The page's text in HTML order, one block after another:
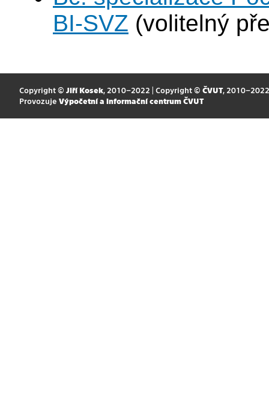
BI-SVZ (volitelný
Copyright © Jiří Kosek, 2010–2022 | Copyright © ČVUT, 2010–2022
Provozuje Výpočetní a informační centrum ČVUT